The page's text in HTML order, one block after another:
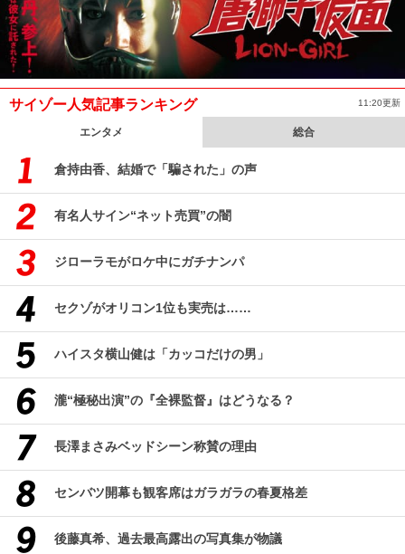
サイゾー人気記事ランキング 11:20更新
エンタメ 総合
倉持由香、結婚で「騙された」の声
有名人サイン“ネット売買”の闇
ジローラモがロケ中にガチナンパ
セクゾがオリコン1位も実売は……
ハイスタ横山健は「カッコだけの男」
瀧“極秘出演”の『全裸監督』はどうなる？
長澤まさみベッドシーン称賛の理由
センバツ開幕も観客席はガラガラの春夏格差
後藤真希、過去最高露出の写真集が物議